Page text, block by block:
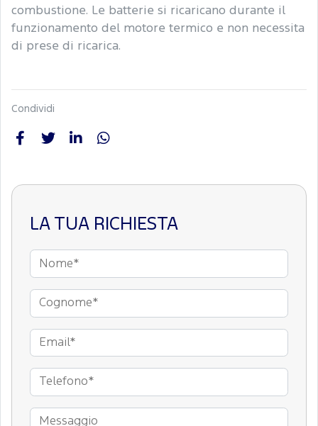
combustione. Le batterie si ricaricano durante il
funzionamento del motore termico e non necessita
di prese di ricarica.
Condividi
LA TUA RICHIESTA